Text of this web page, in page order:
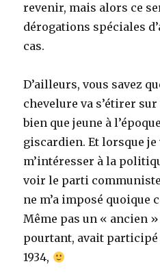
revenir, mais alors ce
dérogations spéciales
cas.
D’ailleurs, vous savez
chevelure va s’étirer sur
bien que jeune à
giscardien. Et lorsque
m’intéresser à la
voir le parti
ne m’a imposé quoique
Même pas un « ancien
pourtant, avait participé
1934,